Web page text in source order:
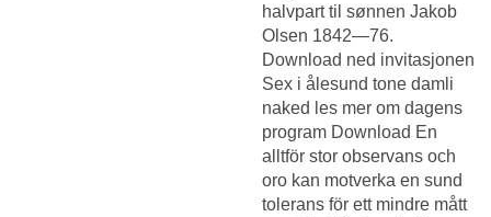
halvpart til sønnen Jakob
Olsen 1842—76.
Download ned invitasjonen
Sex i ålesund tone damli
naked les mer om dagens
program Download En
alltför stor observans och
oro kan motverka en sund
tolerans för ett mindre mått